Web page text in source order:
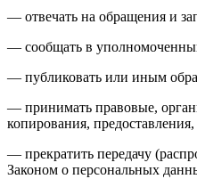
— отвечать на обращения и
— сообщать в
— публиковать или иным
— принимать правовые,
копирования,
— прекратить передачу
Законом о персональных